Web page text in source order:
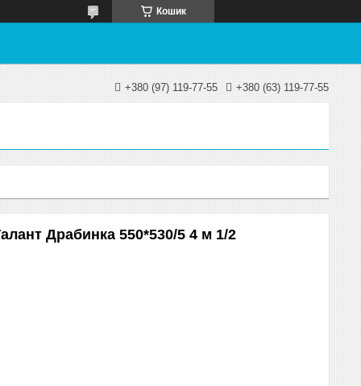
Кошик
+380 (97) 119-77-55 +380 (63) 119-77-55
Драбинка 550*530/5 4 м 1/2